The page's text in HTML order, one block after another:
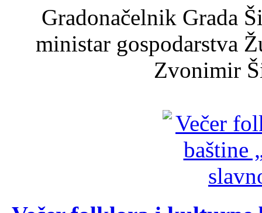
Gradonačelnik Grada
ministar gospodarstva
Zvonimir